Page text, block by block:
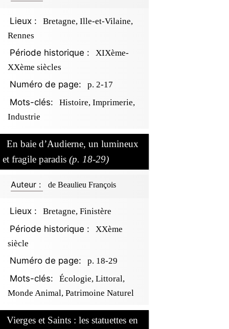
Lieux :
Bretagne, Ille-et-Vilaine,
Rennes
Période historique :
XIXème-
XXème siècles
Numéro de page: p. 2-17
Mots-clés:
Histoire, Imprimerie,
Industrie
En baie d’Audierne, un lumineux
et fragile paradis (p. 18-29)
Auteur : de Beaulieu François
Lieux : Bretagne, Finistère
Période historique :
XXème
siècle
Numéro de page: p. 18-29
Mots-clés:
Écologie, Littoral,
Monde Animal, Patrimoine Naturel
Vierges et Saints : les statuettes en